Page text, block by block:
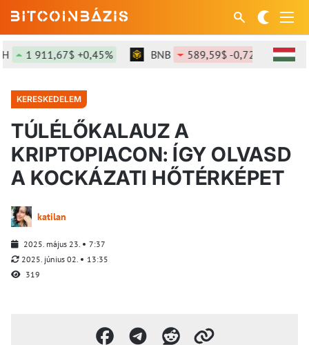
1 911,67$ +0,45% BNB 589,59$ -0,72% SOL
KERESKEDELEM
TÚLÉLŐKALAUZ A
KRIPTOPIACON: ÍGY OLVASD
A KOCKÁZATI HŐTÉRKÉPET
katilan
2025. május 23.
7:37
2025. június 02.
13:35
319